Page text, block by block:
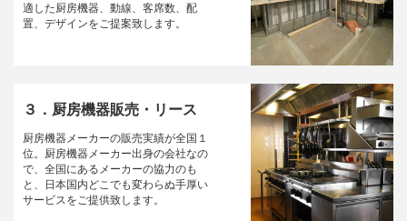
適した厨房機器、動線、客席数、配
置、デザインをご提案致します。
３．厨房機器販売・リース
厨房機器メーカーの販売実績が全国１
位。厨房機器メーカー出身の会社なの
で、全国にあるメーカーの協力のも
と、日本国内どこでも変わらぬ手厚い
サービスをご提供致します。